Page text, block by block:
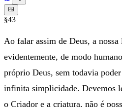
§43
Ao falar assim de Deus, a
evidentemente, de modo
próprio Deus, sem todavia
infinita simplicidade. Devemos
o Criador e a criatura, não é